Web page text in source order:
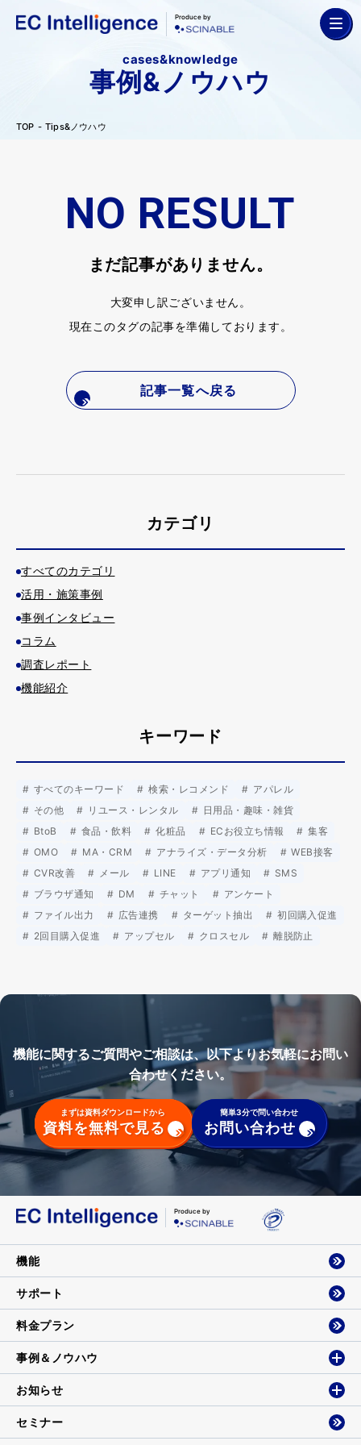
Produce by
cases&knowledge
事例&ノウハウ
TOP Tips&ノウハウ
NO RESULT
まだ記事がありません。
大変申し訳ございません。
現在このタグの記事を準備しております。
記事一覧へ戻る
カテゴリ
すべてのカテゴリ
活用・施策事例
事例インタビュー
コラム
調査レポート
機能紹介
キーワード
すべてのキーワード 検索・レコメンド
アパレル
その他
リユース・レンタル
日用品・趣味・雑貨
BtoB
食品・飲料 化粧品 ECお役立ち情報
集客
OMO
MA・CRM アナライズ・データ分析
WEB接客
CVR改善
メール LINE アプリ通知
SMS
ブラウザ通知
DM チャット
アンケート
ファイル出力
広告連携 ターゲット抽出
初回購入促進
2回目購入促進
アップセル クロスセル 離脱防止
機能に関するご質問やご相談は、以下よりお気軽にお問い
合わせください。
まずは資料ダウンロードから
資料を無料で見る
簡単3分で問い合わせ
お問い合わせ
Produce by
機能
サポート
料金プラン
事例＆ノウハウ
お知らせ
セミナー